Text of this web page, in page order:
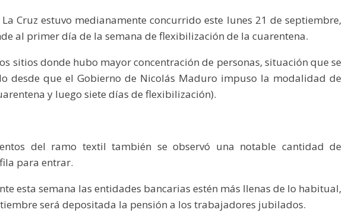
Cruz estuvo medianamente concurrido este lunes 21 de septiembre,
al primer día de la semana de flexibilización de la cuarentena.
sitios donde hubo mayor concentración de personas, situación que se
desde que el Gobierno de Nicolás Maduro impuso la modalidad de
y luego siete días de flexibilización).
del ramo textil también se observó una notable cantidad de
para entrar.
esta semana las entidades bancarias estén más llenas de lo habitual,
será depositada la pensión a los trabajadores jubilados.